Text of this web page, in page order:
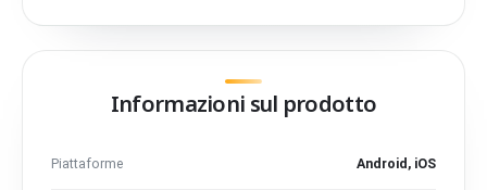
Informazioni sul prodotto
Piattaforme Android, iOS